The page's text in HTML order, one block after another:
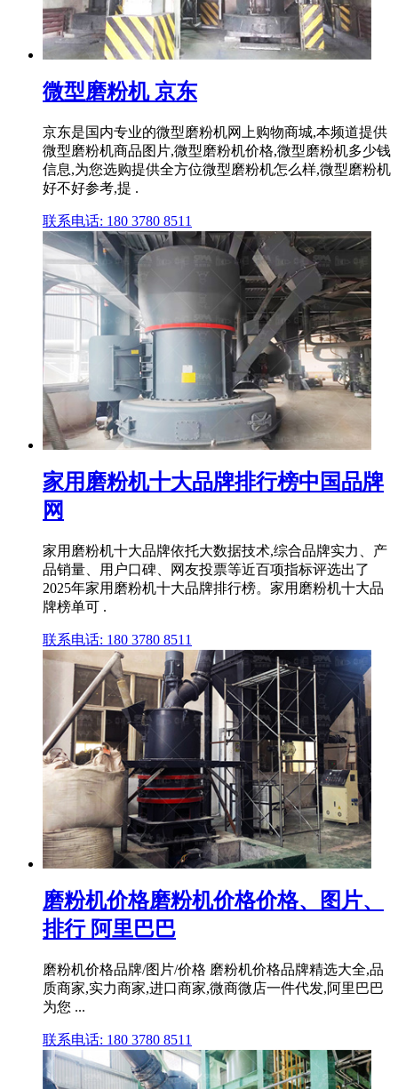
微型磨粉机 京东
京东是国内专业的微型磨粉机网上购物商城,本频道提供
微型磨粉机商品图片,微型磨粉机价格,微型磨粉机多少钱
信息,为您选购提供全方位微型磨粉机怎么样,微型磨粉机
好不好参考,提 .
联系电话: 180 3780 8511
家用磨粉机十大品牌排行榜中国品牌
网
家用磨粉机十大品牌依托大数据技术,综合品牌实力、产
品销量、用户口碑、网友投票等近百项指标评选出了
2025年家用磨粉机十大品牌排行榜。家用磨粉机十大品
牌榜单可 .
联系电话: 180 3780 8511
磨粉机价格磨粉机价格价格、图片、
排行 阿里巴巴
磨粉机价格品牌/图片/价格 磨粉机价格品牌精选大全,品
质商家,实力商家,进口商家,微商微店一件代发,阿里巴巴
为您 ...
联系电话: 180 3780 8511